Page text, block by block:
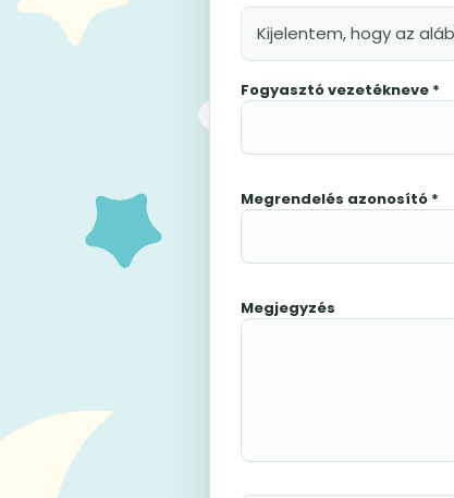
Kijelentem, hogy az
Fogyasztó vezetékneve *
Megrendelés azonosító *
Megjegyzés